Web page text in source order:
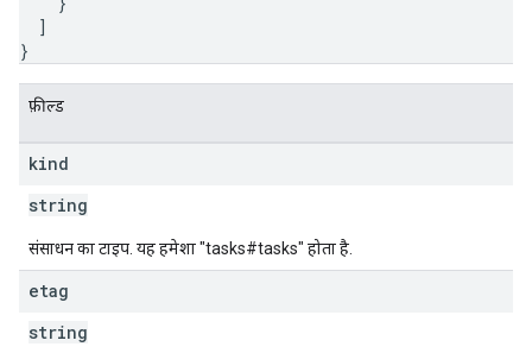
]
}
फ़ील्ड
kind
string
संसाधन का टाइप. यह हमेशा "tasks#tasks" होता है.
etag
string